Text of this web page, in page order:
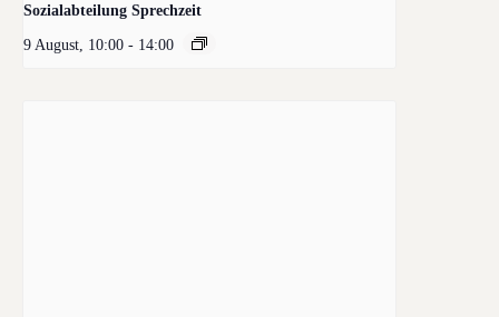
Sozialabteilung Sprechzeit
9 August, 10:00 - 14:00